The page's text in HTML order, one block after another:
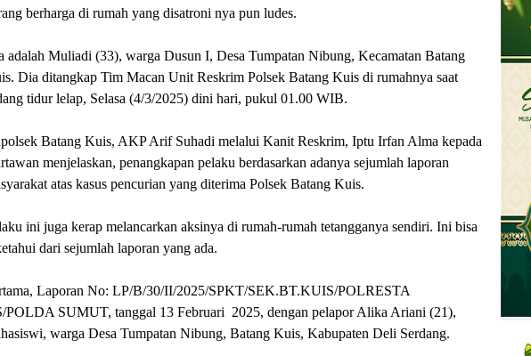
berharga di rumah yang disatroni nya pun ludes.
adalah Muliadi (33), warga Dusun I, Desa Tumpatan Nibung, Kecamatan Batang
Dia ditangkap Tim Macan Unit Reskrim Polsek Batang Kuis di rumahnya saat
tidur lelap, Selasa (4/3/2025) dini hari, pukul 01.00 WIB.
Batang Kuis, AKP Arif Suhadi melalui Kanit Reskrim, Iptu Irfan Alma kepada
menjelaskan, penangkapan pelaku berdasarkan adanya sejumlah laporan
atas kasus pencurian yang diterima Polsek Batang Kuis.
ini juga kerap melancarkan aksinya di rumah-rumah tetangganya sendiri. Ini bisa
dari sejumlah laporan yang ada.
Laporan No: LP/B/30/II/2025/SPKT/SEK.BT.KUIS/POLRESTA
POLDA SUMUT, tanggal 13 Februari 2025, dengan pelapor Alika Ariani (21),
warga Desa Tumpatan Nibung, Batang Kuis, Kabupaten Deli Serdang.